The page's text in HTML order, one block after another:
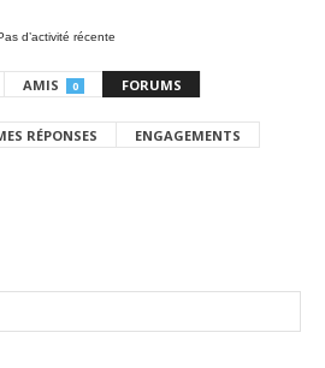
d’activité récente
AMIS 0 FORUMS
RÉPONSES ENGAGEMENTS